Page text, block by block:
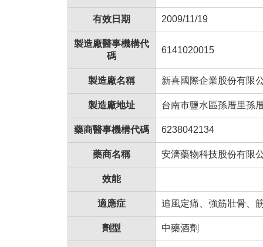
有效日期 2009/11/19
製造廠醫事機構代
碼
6141020015
製造廠名稱 新喜國際企業股份有限
製造廠地址 台南市鹽水區孫厝里孫
藥商醫事機構代碼 6238042134
藥商名稱 安濟藥物科技股份有限
效能
適應症 追風定痛、強筋壯骨、
劑型 中藥酒劑